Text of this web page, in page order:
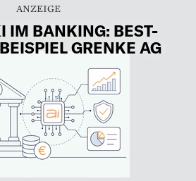
IM BANKING: BEST-
GRENKE AG